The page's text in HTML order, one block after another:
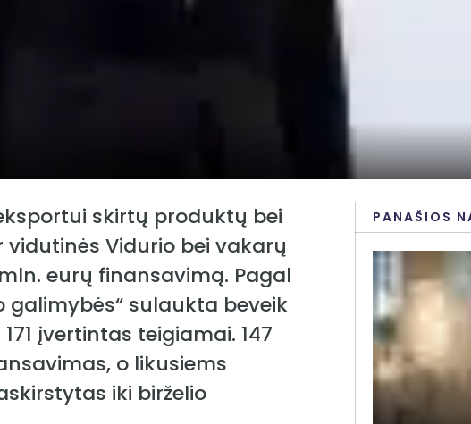
skirtų produktų bei
Vidurio bei vakarų
eurų finansavimą. Pagal
galimybės“ sulaukta beveik
įvertintas teigiamai. 147
o likusiems
iki birželio
PANAŠIOS